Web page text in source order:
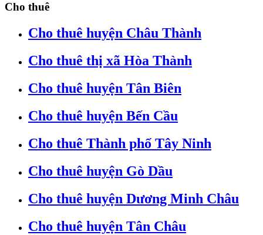
Cho thuê
Cho thuê huyện Châu Thành
Cho thuê thị xã Hòa Thành
Cho thuê huyện Tân Biên
Cho thuê huyện Bến Cầu
Cho thuê Thành phố Tây Ninh
Cho thuê huyện Gò Dầu
Cho thuê huyện Dương Minh Châu
Cho thuê huyện Tân Châu